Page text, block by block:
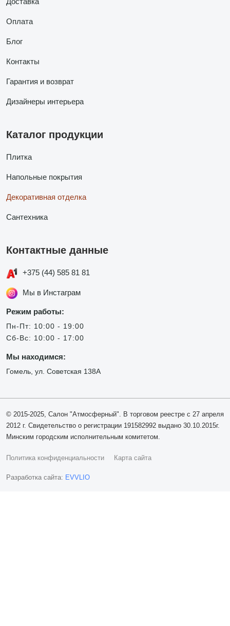
Оплата
Блог
Контакты
Гарантия и возврат
Дизайнеры интерьера
Каталог продукции
Плитка
Напольные покрытия
Декоративная отделка
Сантехника
Контактные данные
+375 (44) 585 81 81
Мы в Инстаграм
Режим работы:
Пн-Пт: 10:00 - 19:00
Сб-Вс: 10:00 - 17:00
Мы находимся:
Гомель, ул. Советская 138А
© 2015-2025, Салон "Атмосферный". В торговом реестре с 27 апреля
2012 г. Свидетельство о регистрации 191582992 выдано 30.10.2015г.
Минским городским исполнительным комитетом.
Политика конфиденциальности Карта сайта
Разработка сайта: EVVLIO